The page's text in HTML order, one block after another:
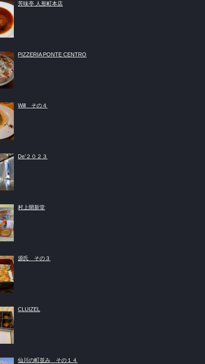
芳味亭 人形町本店
PIZZERIA PONTE CENTRO
Will その４
De’２０２３
村上開新堂
源氏 その３
CLUIZEL
仙川の町並み その１４